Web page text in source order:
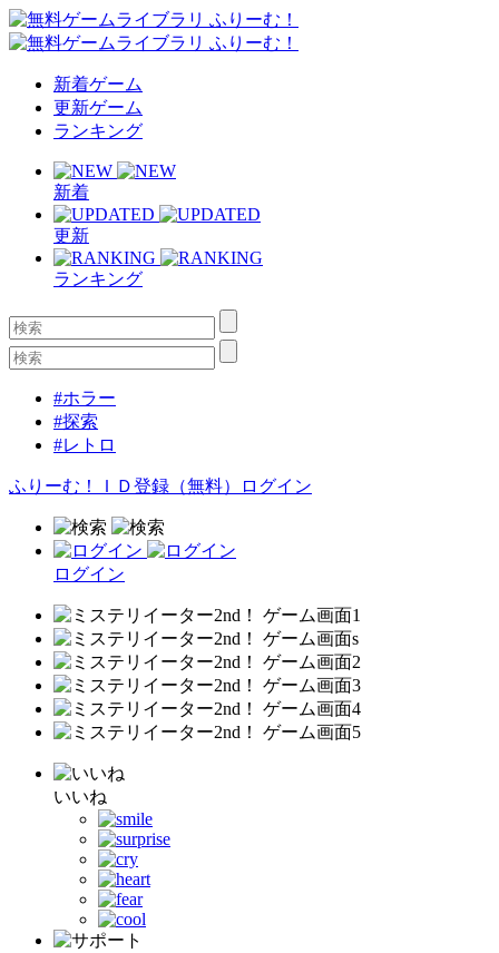
新着ゲーム
更新ゲーム
ランキング
新着
更新
ランキング
#ホラー
#探索
#レトロ
ふりーむ！ＩＤ登録（無料） ログイン
ログイン
いいね